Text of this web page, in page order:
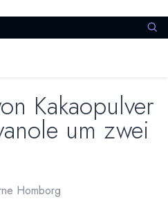
Kakaopulver
um zwei
Homborg